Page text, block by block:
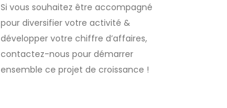
Si vous souhaitez être accompagné
pour diversifier votre activité &
développer votre chiffre d’affaires,
contactez-nous pour démarrer
ensemble ce projet de croissance !